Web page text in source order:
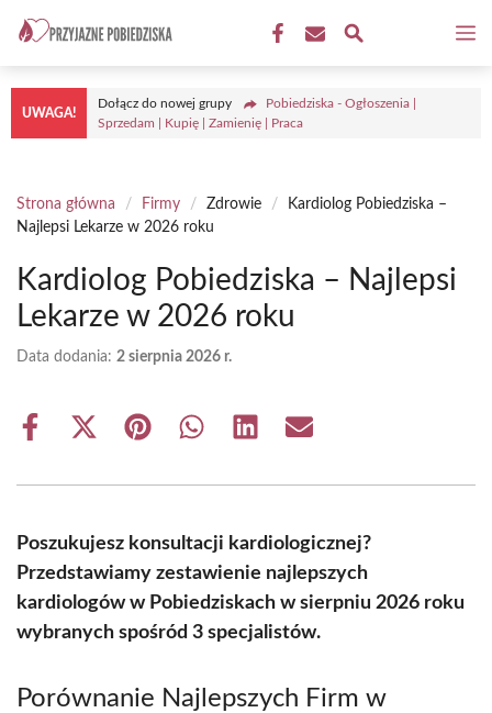
treści
UWAGA!
Dołącz do nowej grupy
Pobiedziska - Ogłoszenia |
Sprzedam | Kupię | Zamienię | Praca
Strona główna / Firmy / Zdrowie /
Kardiolog Pobiedziska –
Najlepsi Lekarze w 2026 roku
Kardiolog Pobiedziska – Najlepsi
Lekarze w 2026 roku
Data dodania: 2 sierpnia 2026 r.
Share
Share
(Twitter)
Share Share Share Share
Poszukujesz konsultacji kardiologicznej?
Przedstawiamy zestawienie najlepszych
kardiologów w Pobiedziskach w sierpniu 2026 roku
wybranych spośród 3 specjalistów.
Porównanie Najlepszych Firm w